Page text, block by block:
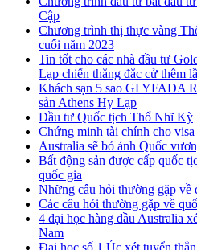
Cập
Chương trình thị thực vàng
cuối năm 2023
Tin tốt cho các nhà đầu tư
Lạp chiến thắng đắc cử thêm
Khách sạn 5 sao GLYFADA
sản Athens Hy Lạp
Đầu tư Quốc tịch Thổ Nhĩ Kỳ
Chứng minh tài chính cho
Australia sẽ bỏ ảnh Quốc
Bất động sản được cấp quốc
quốc gia
Những câu hỏi thường gặp về
Các câu hỏi thường gặp về
4 đại học hàng đầu Australia
Nam